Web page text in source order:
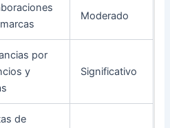
Moderado
por
y
Significativo
de